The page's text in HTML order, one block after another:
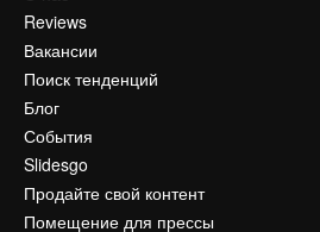
Reviews
Вакансии
Поиск тенденций
Блог
События
Slidesgo
Продайте свой контент
Помещение для прессы